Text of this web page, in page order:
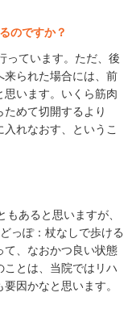
のですか？
っています。ただ、後
来られた場合には、前
います。いくら筋肉
めて切開するより
れなおす、というこ
あると思いますが、
っぽ：杖なしで歩ける
て、なおかつ良い状態
とは、当院ではリハ
因かなと思います。